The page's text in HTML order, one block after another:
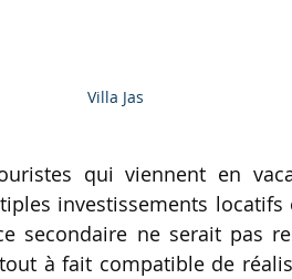
Villa Jas
qui viennent en
investissements locatifs
secondaire ne serait pas
à fait compatible de